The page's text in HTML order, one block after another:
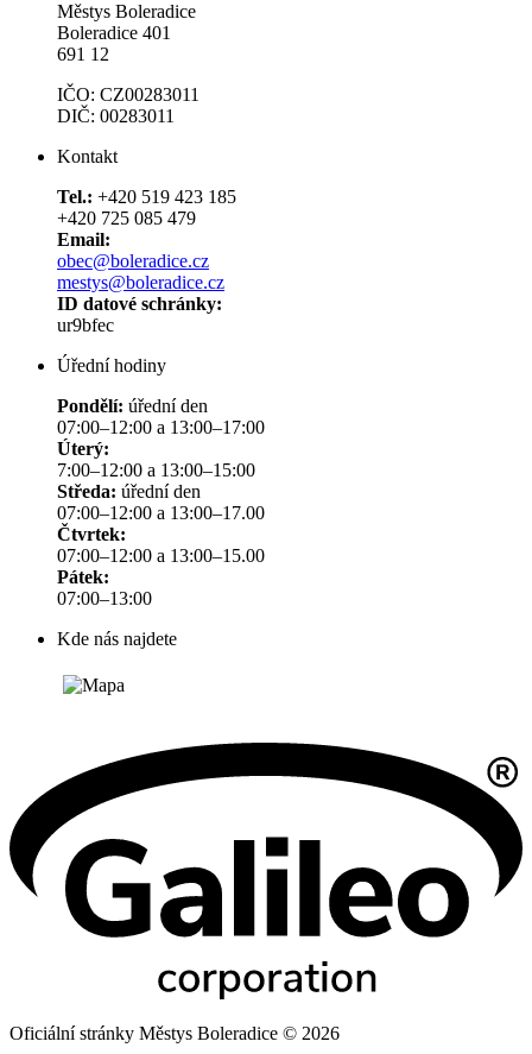
Městys Boleradice
Boleradice 401
691 12
IČO: CZ00283011
DIČ: 00283011
Kontakt
Tel.: +420 519 423 185
+420 725 085 479
Email:
obec@boleradice.cz
mestys@boleradice.cz
ID datové schránky:
ur9bfec
Úřední hodiny
Pondělí: úřední den
07:00–12:00 a 13:00–17:00
Úterý:
7:00–12:00 a 13:00–15:00
Středa: úřední den
07:00–12:00 a 13:00–17.00
Čtvrtek:
07:00–12:00 a 13:00–15.00
Pátek:
07:00–13:00
Kde nás najdete
Oficiální stránky Městys Boleradice © 2026